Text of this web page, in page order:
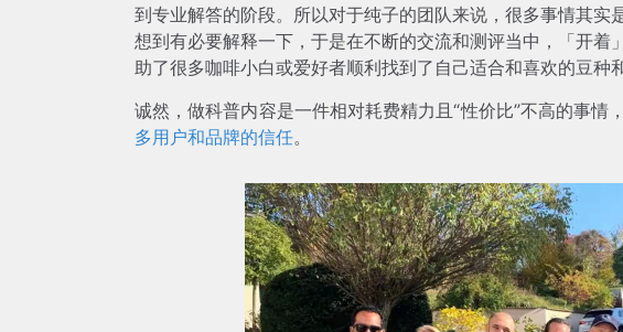
到专业解答的阶段。所以对于纯子的团队来说，很多事情其
想到有必要解释一下，于是在不断的交流和测评当中，「开
助了很多咖啡小白或爱好者顺利找到了自己适合和喜欢的豆种
诚然，做科普内容是一件相对耗费精力且“性价比”不高的事情
多用户和品牌的信任。